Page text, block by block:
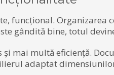
funcțional.
gândită bine, totul
mai multă eficiență.
adaptat